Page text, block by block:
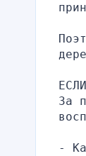
За
-